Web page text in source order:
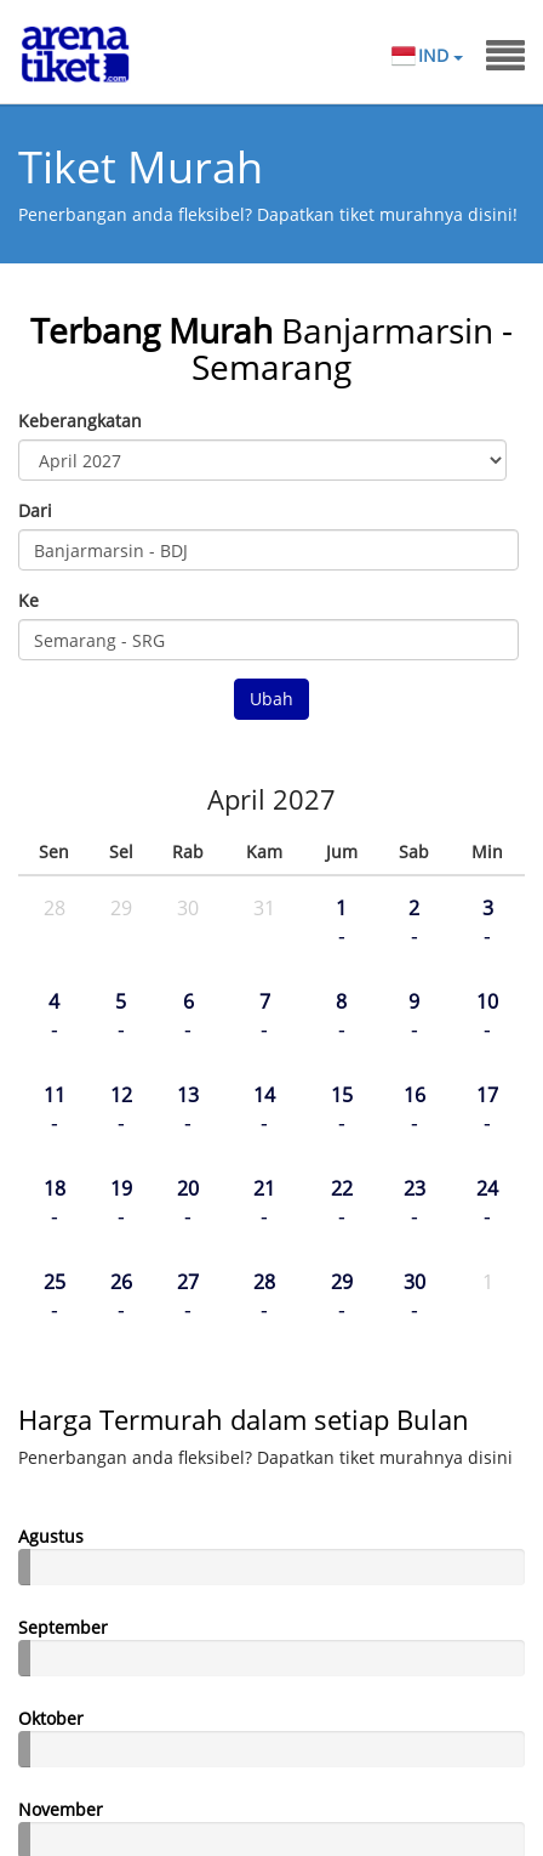
IND
Tiket Murah
Penerbangan anda fleksibel? Dapatkan tiket murahnya disini!
Terbang Murah Banjarmarsin -
Semarang
Keberangkatan
Dari
Ke
Ubah
April 2027
Sen Sel Rab Kam Jum Sab Min
28 29 30 31 1
-
2
-
3
-
4
-
5
-
6
-
7
-
8
-
9
-
10
-
11
-
12
-
13
-
14
-
15
-
16
-
17
-
18
-
19
-
20
-
21
-
22
-
23
-
24
-
25
-
26
-
27
-
28
-
29
-
30
-
1
Harga Termurah dalam setiap Bulan
Penerbangan anda fleksibel? Dapatkan tiket murahnya disini
Agustus
September
Oktober
November